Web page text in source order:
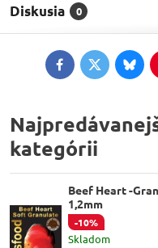
Diskusia 0
FacebookTwitter
kategórii
Beef Heart -
1,2mm
-10%
Skladom